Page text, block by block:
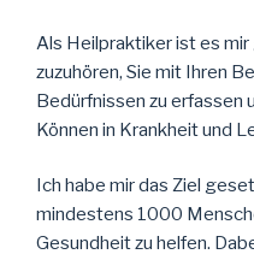
Als Heilpraktiker ist es
zuzuhören, Sie mit Ihren
Bedürfnissen zu erfassen
Können in Krankheit und
Ich habe mir das Ziel
mindestens 1000
Gesundheit zu helfen.